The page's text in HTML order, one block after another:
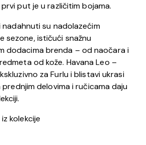
put je u različitim bojama.
su nadolazećim
sezone, ističući snažnu
dodacima brenda – od naočara i
od kože. Havana Leo –
za Furlu i blistavi ukrasi
prednjim delovima i ručicama daju
kolekcije